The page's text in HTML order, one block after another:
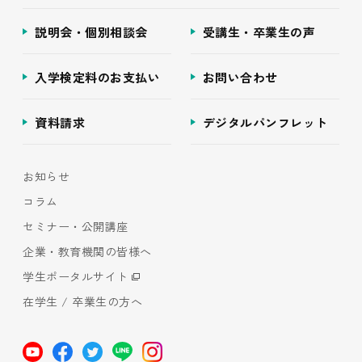
説明会・個別相談会 受講生・卒業生の声
入学検定料のお支払い お問い合わせ
資料請求 デジタルパンフレット
お知らせ
コラム
セミナー・公開講座
企業・教育機関の皆様へ
学生ポータルサイト
在学生 / 卒業生の方へ